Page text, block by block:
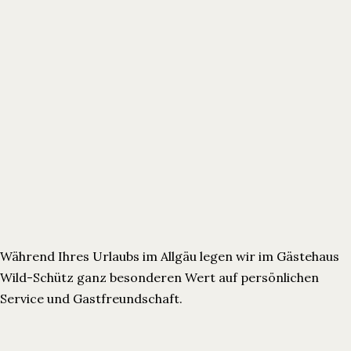
Während Ihres Urlaubs im Allgäu legen wir im Gästehaus
Wild-Schütz ganz besonderen Wert auf persönlichen
Service und Gastfreundschaft.